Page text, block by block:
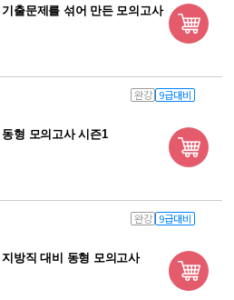
출문제를 섞어 만든 모의고사
완강 9급대비
형 모의고사 시즌1
완강 9급대비
방직 대비 동형 모의고사